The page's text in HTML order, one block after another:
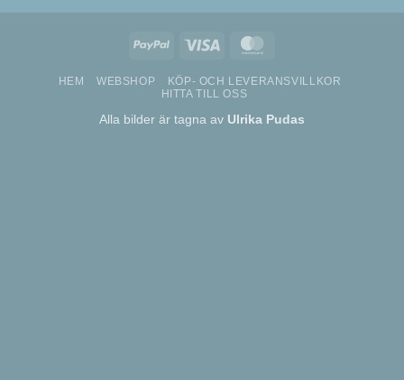
PayPal Visa
HEM WEBSHOP
KÖP- OCH LEVERANSVILLKOR
HITTA TILL OSS
Alla bilder är tagna av Ulrika Pudas